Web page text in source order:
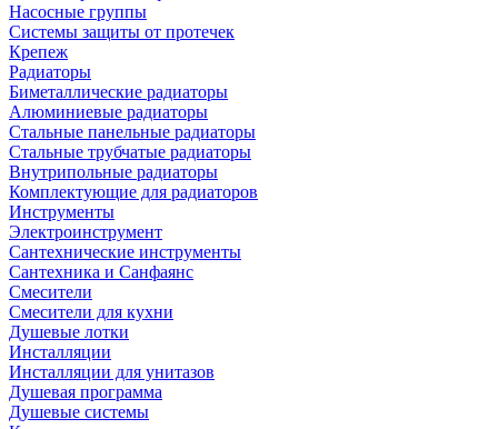
Насосные группы
Системы защиты от протечек
Крепеж
Радиаторы
Биметаллические радиаторы
Алюминиевые радиаторы
Стальные панельные радиаторы
Стальные трубчатые радиаторы
Внутрипольные радиаторы
Комплектующие для радиаторов
Инструменты
Электроинструмент
Сантехнические инструменты
Сантехника и Санфаянс
Смесители
Смесители для кухни
Душевые лотки
Инсталляции
Инсталляции для унитазов
Душевая программа
Душевые системы